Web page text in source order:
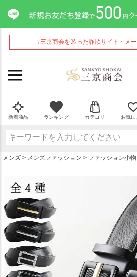
→三京商会を装った詐欺サイト・メ
新着商品 ランキング カテゴリ お気に
メンズ メンズファッション ファッション小物